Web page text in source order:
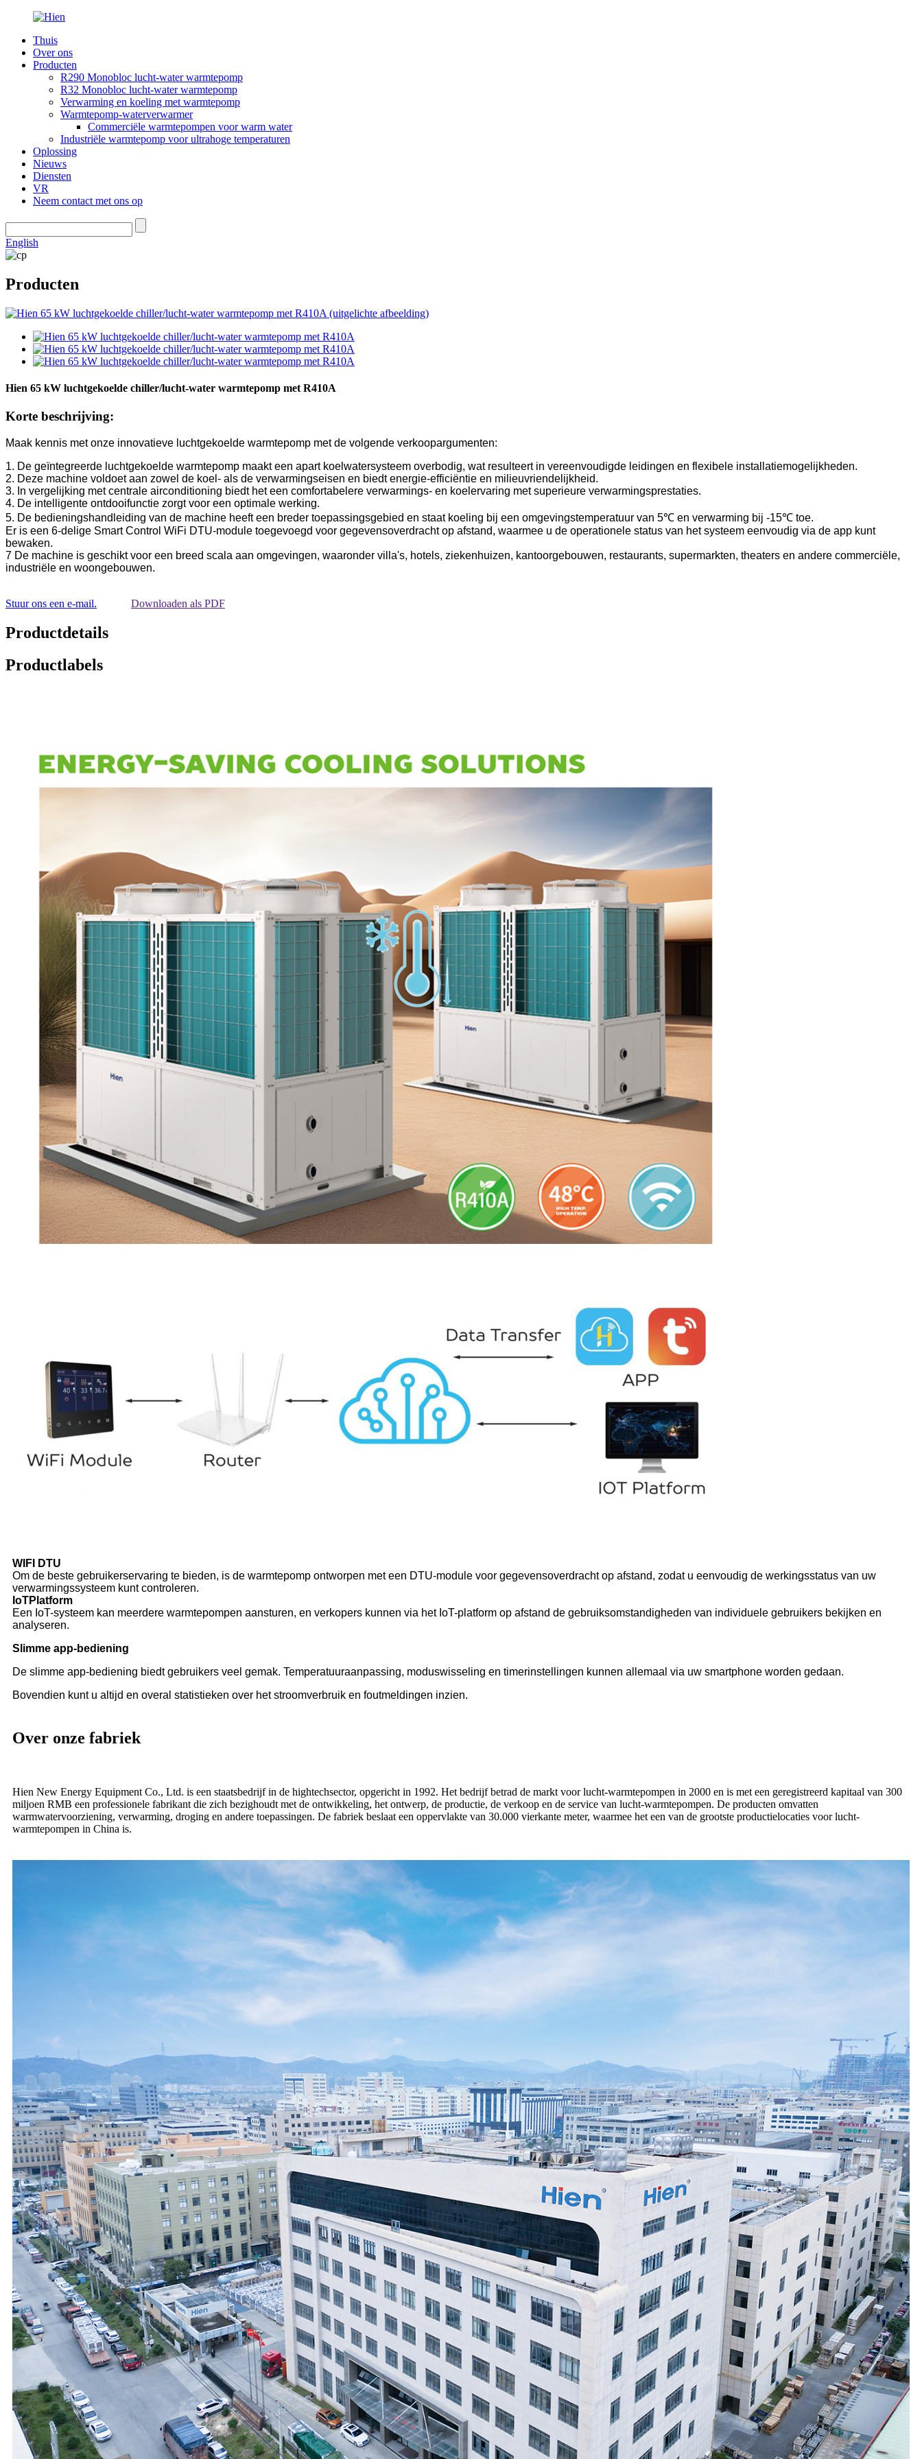
Thuis
Over ons
Producten
R290 Monobloc lucht-water warmtepomp
R32 Monobloc lucht-water warmtepomp
Verwarming en koeling met warmtepomp
Warmtepomp-waterverwarmer
Commerciële warmtepompen voor warm water
Industriële warmtepomp voor ultrahoge temperaturen
Oplossing
Nieuws
Diensten
VR
Neem contact met ons op
English
Producten
Hien 65 kW luchtgekoelde chiller/lucht-water warmtepomp met R410A
Korte beschrijving:
Maak kennis met onze innovatieve luchtgekoelde warmtepomp met de volgende verkoopargumenten:
1. De geïntegreerde luchtgekoelde warmtepomp maakt een apart koelwatersysteem overbodig, wat resulteert in vereenvoudigde leidingen en flexibele installatiemogelijkheden.
2. Deze machine voldoet aan zowel de koel- als de verwarmingseisen en biedt energie-efficiëntie en milieuvriendelijkheid.
3. In vergelijking met centrale airconditioning biedt het een comfortabelere verwarmings- en koelervaring met superieure verwarmingsprestaties.
4. De intelligente ontdooifunctie zorgt voor een optimale werking.
5. De bedieningshandleiding van de machine heeft een breder toepassingsgebied en staat koeling bij een omgevingstemperatuur van 5℃ en verwarming bij -15℃ toe.
Er is een 6-delige Smart Control WiFi DTU-module toegevoegd voor gegevensoverdracht op afstand, waarmee u de operationele status van het systeem eenvoudig via de app kunt
bewaken.
7 De machine is geschikt voor een breed scala aan omgevingen, waaronder villa's, hotels, ziekenhuizen, kantoorgebouwen, restaurants, supermarkten, theaters en andere commerciële,
industriële en woongebouwen.
Stuur ons een e-mail. Downloaden als PDF
Productdetails
Productlabels
WIFI DTU
Om de beste gebruikerservaring te bieden, is de warmtepomp ontworpen met een DTU-module voor gegevensoverdracht op afstand, zodat u eenvoudig de werkingsstatus van uw
verwarmingssysteem kunt controleren.
IoTPlatform
Een IoT-systeem kan meerdere warmtepompen aansturen, en verkopers kunnen via het IoT-platform op afstand de gebruiksomstandigheden van individuele gebruikers bekijken en
analyseren.
Slimme app-bediening
De slimme app-bediening biedt gebruikers veel gemak. Temperatuuraanpassing, moduswisseling en timerinstellingen kunnen allemaal via uw smartphone worden gedaan.
Bovendien kunt u altijd en overal statistieken over het stroomverbruik en foutmeldingen inzien.
Over onze fabriek
Hien New Energy Equipment Co., Ltd. is een staatsbedrijf in de hightechsector, opgericht in 1992. Het bedrijf betrad de markt voor lucht-warmtepompen in 2000 en is met een geregistreerd kapitaal van 300
miljoen RMB een professionele fabrikant die zich bezighoudt met de ontwikkeling, het ontwerp, de productie, de verkoop en de service van lucht-warmtepompen. De producten omvatten
warmwatervoorziening, verwarming, droging en andere toepassingen. De fabriek beslaat een oppervlakte van 30.000 vierkante meter, waarmee het een van de grootste productielocaties voor lucht-
warmtepompen in China is.